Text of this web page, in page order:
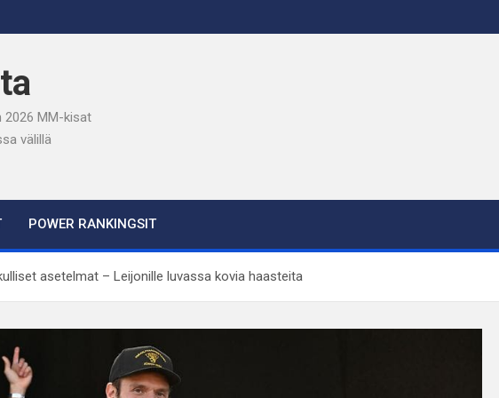
2026 MM-kisat
välillä
POWER RANKINGSIT
asetelmat – Leijonille luvassa kovia haasteita